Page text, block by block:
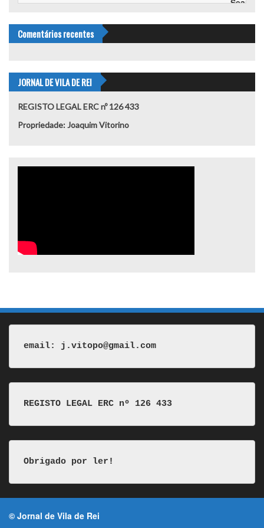
Comentários recentes
JORNAL DE VILA DE REI
REGISTO LEGAL ERC nº 126 433
Propriedade: Joaquim Vitorino
email: j.vitopo@gmail.com
REGISTO LEGAL ERC nº 126 433
Obrigado por ler!
© Jornal de Vila de Rei